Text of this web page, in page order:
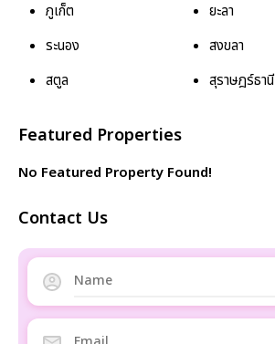
ภูเก็ต
ยะลา
ระนอง
สงขลา
สตูล
สุราษฎร์ธานี
Featured Properties
No Featured Property Found!
Contact Us